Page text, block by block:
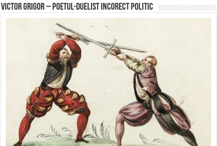
Victor Grigor – Poetul-Duelist Incorect Politic